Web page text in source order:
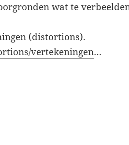
wat te
(distortions).
vertekeningen…